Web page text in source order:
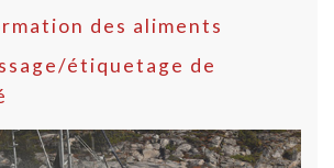
des aliments
étiquetage de